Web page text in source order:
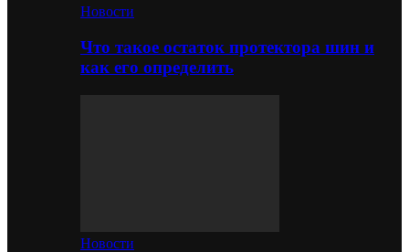
Новости
Что такое остаток протектора шин и
как его определить
Новости